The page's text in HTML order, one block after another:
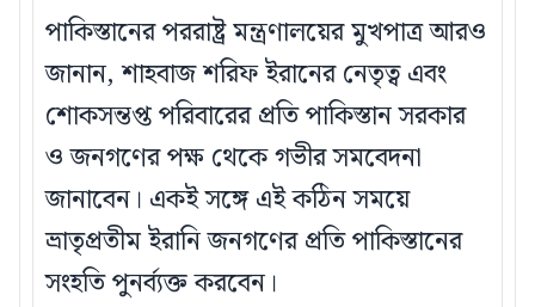
পাকিস্তানের পররাষ্ট্র মন্ত্রণালয়ের মুখপাত্র আরও
জানান, শাহবাজ শরিফ ইরানের নেতৃত্ব এবং
শোকসন্তপ্ত পরিবারের প্রতি পাকিস্তান সরকার
ও জনগণের পক্ষ থেকে গভীর সমবেদনা
জানাবেন। একই সঙ্গে এই কঠিন সময়ে
ভ্রাতৃপ্রতীম ইরানি জনগণের প্রতি পাকিস্তানের
সংহতি পুনর্ব্যক্ত করবেন।